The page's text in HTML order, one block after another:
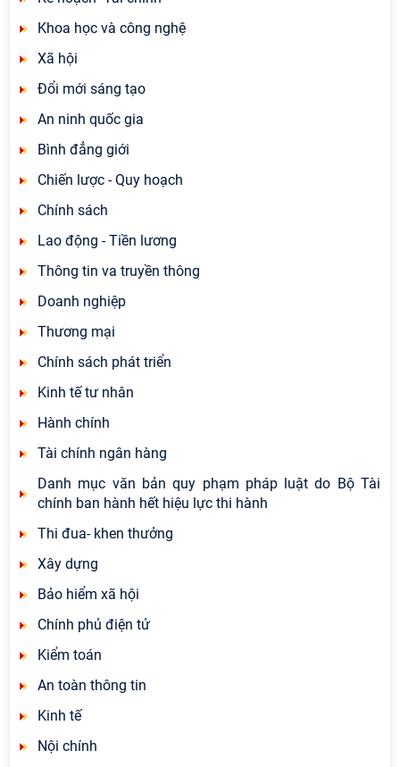
Khoa học và công nghệ
Xã hội
Đổi mới sáng tạo
An ninh quốc gia
Bình đẳng giới
Chiến lược - Quy hoạch
Chính sách
Lao động - Tiền lương
Thông tin va truyền thông
Doanh nghiệp
Thương mại
Chính sách phát triển
Kinh tế tư nhân
Hành chính
Tài chính ngân hàng
Danh mục văn bản quy phạm pháp luật do Bộ Tài
chính ban hành hết hiệu lực thi hành
Thi đua- khen thưởng
Xây dựng
Bảo hiểm xã hội
Chính phủ điện tử
Kiểm toán
An toàn thông tin
Kinh tế
Nội chính